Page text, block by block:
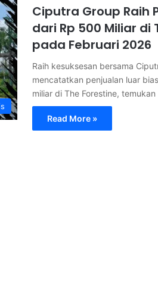
Ciputra Group Raih
dari Rp 500 Miliar di
pada Februari 2026
Raih kesuksesan bersama
mencatatkan penjualan luar
miliar di The Forestine,
Read More »